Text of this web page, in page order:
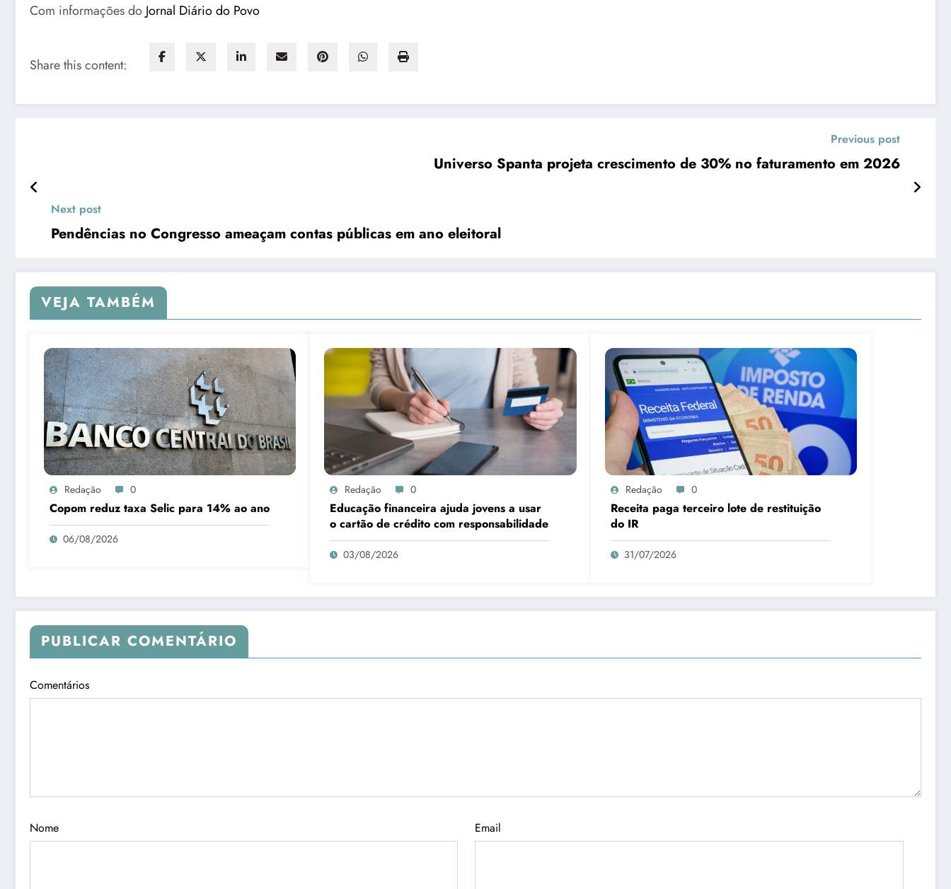
Com informações do Jornal Diário do Povo
Share this content:
Previous post
Universo Spanta projeta crescimento de 30% no faturamento em 2026
Next post
Pendências no Congresso ameaçam contas públicas em ano eleitoral
VEJA TAMBÉM
Redação 0
Copom reduz taxa Selic para 14% ao ano
06/08/2026
Redação 0
Educação financeira ajuda jovens a usar
o cartão de crédito com responsabilidade
03/08/2026
Redação 0
Receita paga terceiro lote de restituição
do IR
31/07/2026
PUBLICAR COMENTÁRIO
Comentários
Nome Email